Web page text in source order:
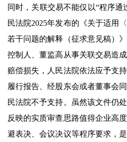
同时，关联交易不能仅以“程序通
民法院2025年发布的《关于适用
若干问题的解释（征求意见稿）
控制人、董监高从事关联交易造
赔偿损失，人民法院依法应予支
履行报告、经股东会或者董事会
民法院不予支持。虽然该文件仍
反映的实质审查思路值得企业高
避表决、会议决议等程序要求，